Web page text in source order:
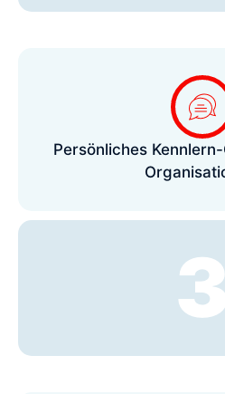
Persönliches